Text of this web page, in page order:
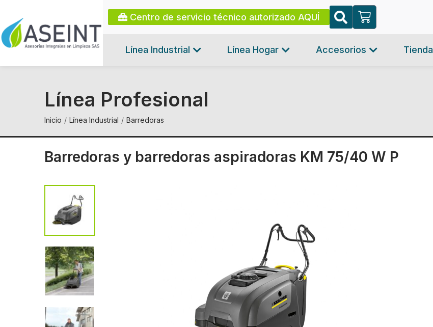
Centro de servicio técnico autorizado AQUÍ
Línea Industrial Línea Hogar Accesorios Tienda
Línea Profesional
Inicio Línea Industrial Barredoras
Barredoras y barredoras aspiradoras KM 75/40 W P